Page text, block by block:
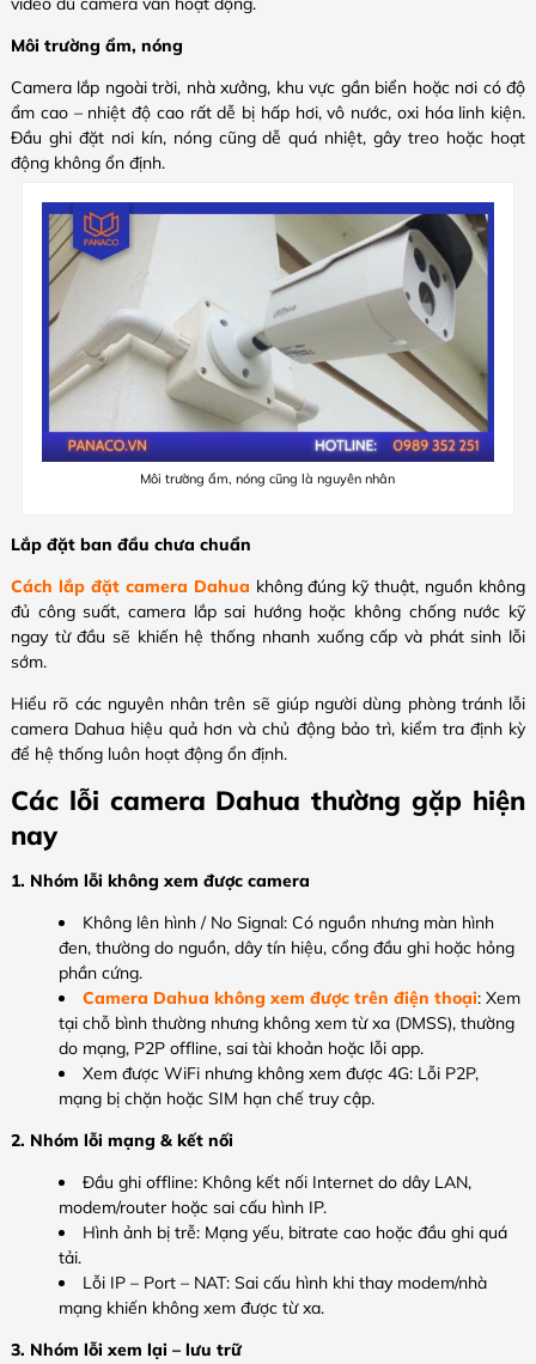
Môi trường ẩm, nóng
Camera lắp ngoài trời, nhà xưởng, khu vực gần biển hoặc nơi có độ
ẩm cao – nhiệt độ cao rất dễ bị hấp hơi, vô nước, oxi hóa linh kiện.
Đầu ghi đặt nơi kín, nóng cũng dễ quá nhiệt, gây treo hoặc hoạt
động không ổn định.
Môi trường ẩm, nóng cũng là nguyên nhân
Lắp đặt ban đầu chưa chuẩn
Cách lắp đặt camera Dahua không đúng kỹ thuật, nguồn không
đủ công suất, camera lắp sai hướng hoặc không chống nước kỹ
ngay từ đầu sẽ khiến hệ thống nhanh xuống cấp và phát sinh lỗi
sớm.
Hiểu rõ các nguyên nhân trên sẽ giúp người dùng phòng tránh lỗi
camera Dahua hiệu quả hơn và chủ động bảo trì, kiểm tra định kỳ
để hệ thống luôn hoạt động ổn định.
Các lỗi camera Dahua thường gặp hiện
nay
1. Nhóm lỗi không xem được camera
Không lên hình / No Signal: Có nguồn nhưng màn hình
đen, thường do nguồn, dây tín hiệu, cổng đầu ghi hoặc hỏng
phần cứng.
Camera Dahua không xem được trên điện thoại: Xem
tại chỗ bình thường nhưng không xem từ xa (DMSS), thường
do mạng, P2P offline, sai tài khoản hoặc lỗi app.
Xem được WiFi nhưng không xem được 4G: Lỗi P2P,
mạng bị chặn hoặc SIM hạn chế truy cập.
2. Nhóm lỗi mạng & kết nối
Đầu ghi offline: Không kết nối Internet do dây LAN,
modem/router hoặc sai cấu hình IP.
Hình ảnh bị trễ: Mạng yếu, bitrate cao hoặc đầu ghi quá
tải.
Lỗi IP – Port – NAT: Sai cấu hình khi thay modem/nhà
mạng khiến không xem được từ xa.
3. Nhóm lỗi xem lại – lưu trữ